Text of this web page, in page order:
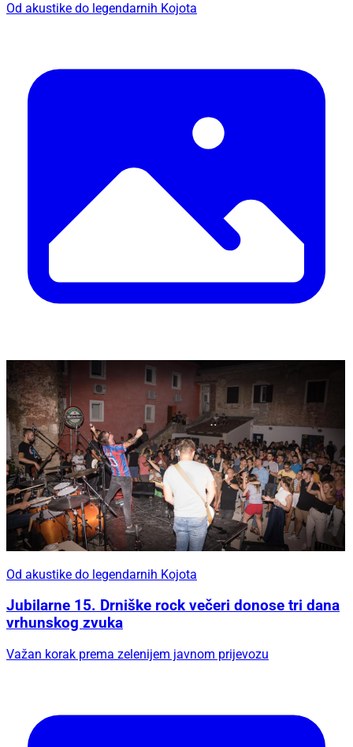
Od akustike do legendarnih Kojota
Od akustike do legendarnih Kojota
Jubilarne 15. Drniške rock večeri donose tri dana
vrhunskog zvuka
Važan korak prema zelenijem javnom prijevozu